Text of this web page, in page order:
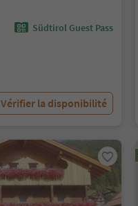
Südtirol Guest Pass
Vérifier la disponibilité